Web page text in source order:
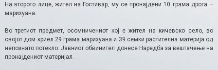
На второто лице, жител на Гостивар, му се пронајдени 10 грама дрога –
марихуана.
Во третиот предмет, осомничениот кој е жител на кичевско село, во
својот дом криел 29 грама марихуана и 39 семки растителна материја од
непознато потекло. Јавниот обвинител донесе Наредба за вештачење на
пронајдениот материјал.